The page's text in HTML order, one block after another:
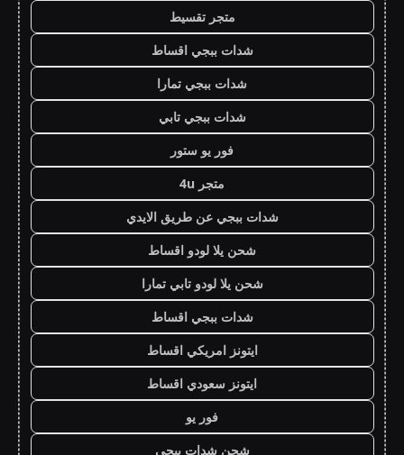
متجر تقسيط
شدات ببجي اقساط
شدات ببجي تمارا
شدات ببجي تابي
فور يو ستور
متجر 4u
شدات ببجي عن طريق الايدي
شحن يلا لودو اقساط
شحن يلا لودو تابي تمارا
شدات ببجي اقساط
ايتونز امريكي اقساط
ايتونز سعودي اقساط
فور يو
شحن شدات ببجي